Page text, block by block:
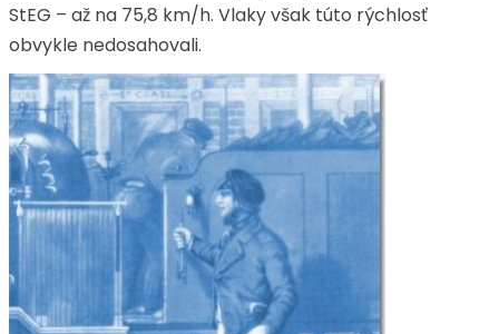
StEG – až na 75,8 km/h. Vlaky však túto rýchlosť
obvykle nedosahovali.